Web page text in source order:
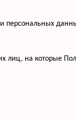
персональных
лиц, на которые